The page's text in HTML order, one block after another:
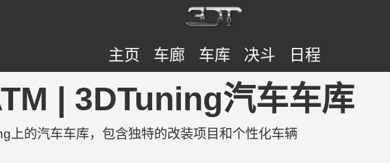
主页 车廊 车库 决斗 日程
| 3DTuning汽车车库
的汽车车库，包含独特的改装项目和个性化车辆